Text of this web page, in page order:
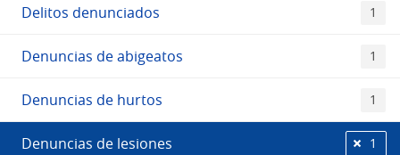
Delitos denunciados 1
Denuncias de abigeatos 1
Denuncias de hurtos 1
Denuncias de lesiones 1